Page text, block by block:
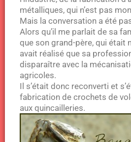
métalliques, qui n’est pas
Mais la conversation a été
Alors qu’il me parlait de sa
que son grand-père, qui était
avait réalisé que sa
disparaître avec la
agricoles.
Il s’était donc reconverti et
fabrication de crochets de
aux quincailleries.